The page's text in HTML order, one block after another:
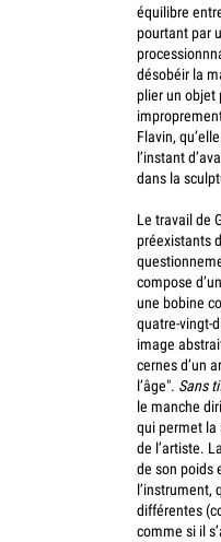
équilibre
pourtant par
désobéir la
plier un objet
Flavin,
l’instant
dans la
Le travail de
préexistants
compose
une bobine
quatre-vingt-
image
cernes d’un
l’âge". Sans
le manche
qui permet la
de l’artiste.
de son poids
l’instrument,
différentes
comme si il